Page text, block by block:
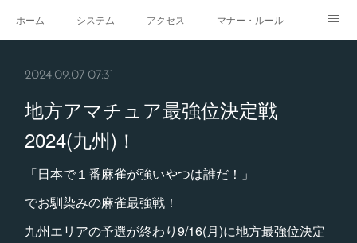
ホーム システム アクセス マナー・ルール
2024.09.07 07:31
地方アマチュア最強位決定戦
2024(九州)！
「日本で１番麻雀が強いやつは誰だ！」
でお馴染みの麻雀最強戦！
九州エリアの予選が終わり9/16(月)に地方最強位決定